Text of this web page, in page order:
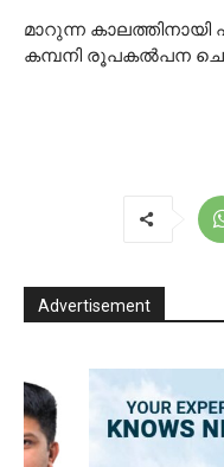
മാറുന്ന
കമ്പനി രൂപകൽപന
Advertisement